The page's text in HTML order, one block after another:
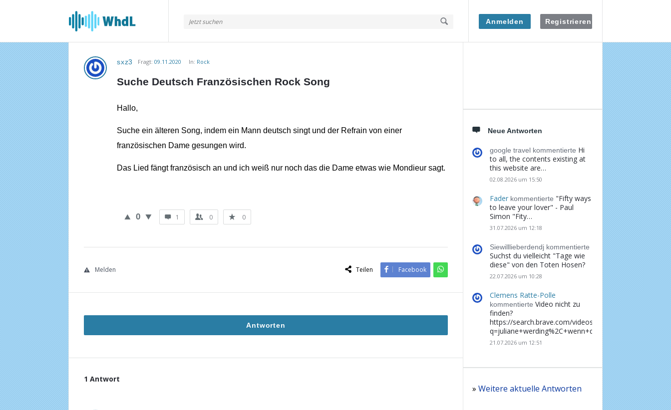
Anmelden Registrieren
Musikforum
von
Musikforum
WieheisstdasLied.de
Neueste
sxz3 Fragt: 09.11.2020 In: Rock
Suche Deutsch Französischen Rock Song
Hallo,
Suche ein älteren Song, indem ein Mann deutsch singt und der Refrain von einer
französischen Dame gesungen wird.
Das Lied fängt französisch an und ich weiß nur noch das die Dame etwas wie Mondieur sagt.
0 1 0 0
Teilen Facebook
Melden
Antworten
1 Antwort
Seitenleiste
Neue Antworten
google travel kommentierte Hi
to all, the contents existing at
this website are…
02.08.2026 um 15:50
Fader kommentierte "Fifty ways
to leave your lover" - Paul
Simon "Fity…
31.07.2026 um 12:18
Siewilllieberdendj kommentierte
Suchst du vielleicht "Tage wie
diese" von den Toten Hosen?
22.07.2026 um 10:28
Clemens Ratte-Polle
kommentierte Video nicht zu
finden?
https://search.brave.com/videos?
21.07.2026 um 12:51
» Weitere aktuelle Antworten